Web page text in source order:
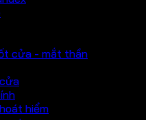
cửa - mắt thần
hiểm